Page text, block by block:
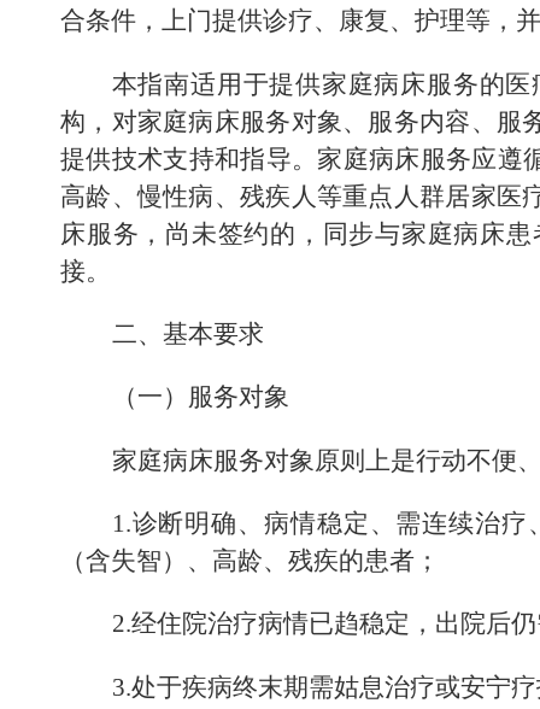
合条件， 上门提供诊疗、康复、护理等，
本指南适用于提供家庭病床服务的
构， 对家庭病床服务对象、服务内容、服
提供技术支持和指导。家庭病床服务应遵
高龄、慢性病、残疾人等重点人群居家医
床服务，尚未签约的，同步与家庭病床
接。
二、基本要求
（一）服务对象
家庭病床服务对象原则上是行动不便
1.诊断明确、病情稳定、 需连续治疗
（含失智） 、高龄、残疾的患者；
2.经住院治疗病情已趋稳定，出院后
3.处于疾病终末期需姑息治疗或安宁